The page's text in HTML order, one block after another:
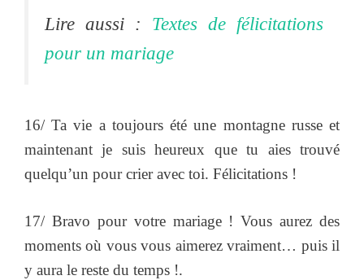
Lire aussi : Textes de félicitations
pour un mariage
16/ Ta vie a toujours été une montagne russe et
maintenant je suis heureux que tu aies trouvé
quelqu’un pour crier avec toi. Félicitations !
17/ Bravo pour votre mariage ! Vous aurez des
moments où vous vous aimerez vraiment… puis il
y aura le reste du temps !.